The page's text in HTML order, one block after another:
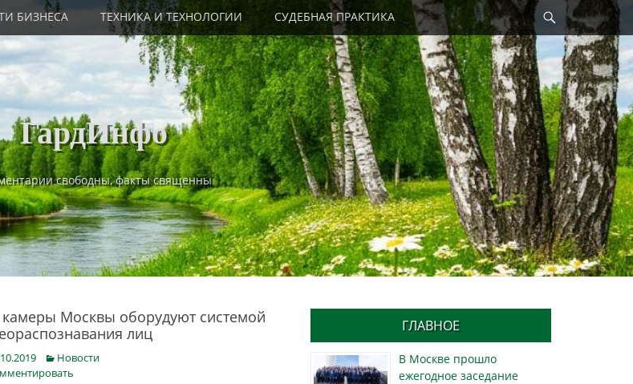
БИЗНЕСА ТЕХНИКА И ТЕХНОЛОГИИ СУДЕБНАЯ ПРАКТИКА
Найти
ГардИнфо
свободны, факты священны
камеры Москвы оборудуют системой
лиц
Categories
Новости
ГЛАВНОЕ
В Москве прошло
ежегодное заседание